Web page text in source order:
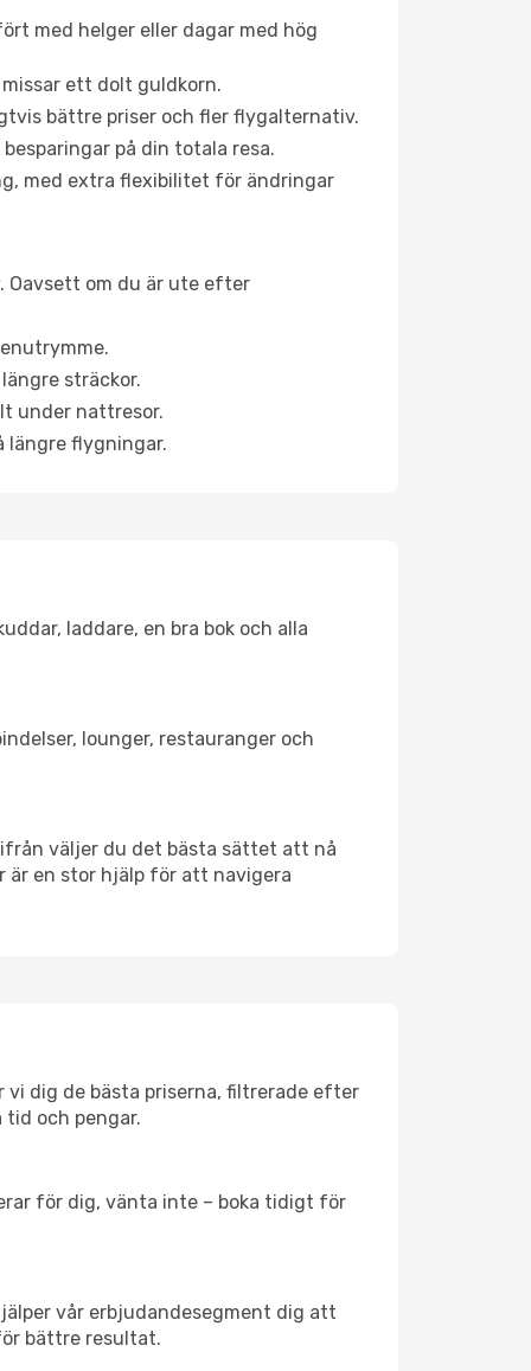
med helger eller dagar med hög
ett dolt guldkorn.
bättre priser och fler flygalternativ.
på din totala resa.
med extra flexibilitet för ändringar
Oavsett om du är ute efter
sträckor.
under nattresor.
längre flygningar.
laddare, en bra bok och alla
lounger, restauranger och
väljer du det bästa sättet att nå
är en stor hjälp för att navigera
vi dig de bästa priserna, filtrerade efter
och pengar.
för dig, vänta inte – boka tidigt för
vår erbjudandesegment dig att
bättre resultat.